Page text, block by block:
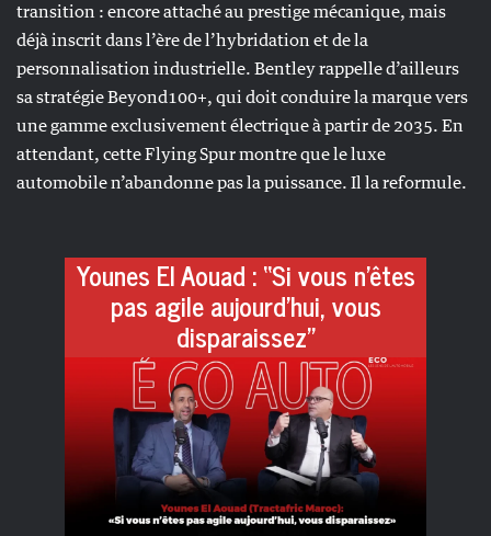
transition : encore attaché au prestige mécanique, mais
déjà inscrit dans l’ère de l’hybridation et de la
personnalisation industrielle. Bentley rappelle d’ailleurs
sa stratégie Beyond100+, qui doit conduire la marque vers
une gamme exclusivement électrique à partir de 2035. En
attendant, cette Flying Spur montre que le luxe
automobile n’abandonne pas la puissance. Il la reformule.
Younes El Aouad : “Si vous n’êtes
pas agile aujourd’hui, vous
disparaissez”